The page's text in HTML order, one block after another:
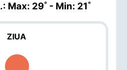
.: Max: 29˚ - Min: 21˚
ZIUA